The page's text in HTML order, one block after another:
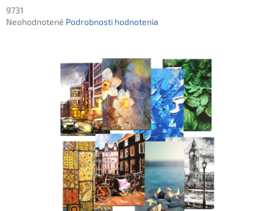
9731
Priemerné
Neohodnotené Podrobnosti hodnotenia